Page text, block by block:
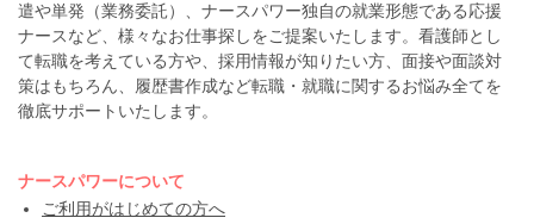
遣や単発（業務委託）、ナースパワー独自の就業形態である応援
ナースなど、様々なお仕事探しをご提案いたします。看護師とし
て転職を考えている方や、採用情報が知りたい方、面接や面談対
策はもちろん、履歴書作成など転職・就職に関するお悩み全てを
徹底サポートいたします。
ナースパワーについて
ご利用がはじめての方へ